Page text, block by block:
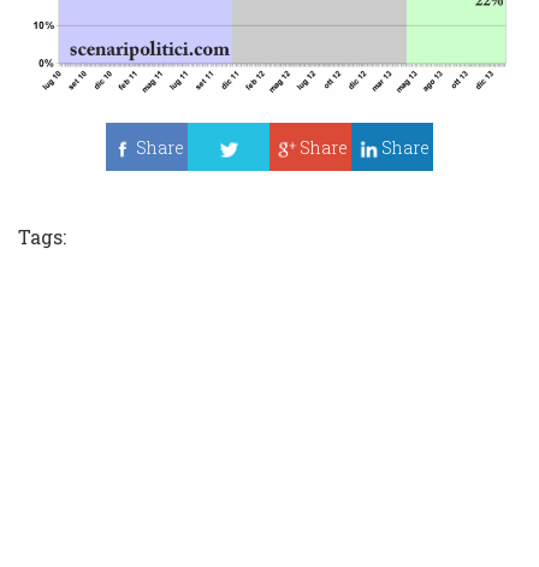
Share
Share Share
Tags: